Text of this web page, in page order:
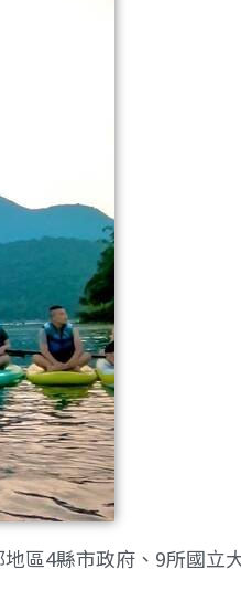
區4縣市政府、9所國立